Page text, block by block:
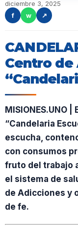
diciembre 3, 2025
f
w ↗
Centro
MISIONES.UNO
“Candelaria
escucha,
con consumos
fruto del trabajo
el sistema de
de Adicciones y
de fe.